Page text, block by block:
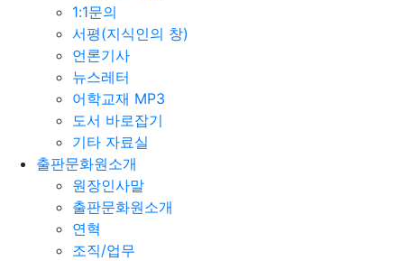
1:1문의
서평(지식인의 창)
언론기사
뉴스레터
어학교재 MP3
도서 바로잡기
기타 자료실
출판문화원소개
원장인사말
출판문화원소개
연혁
조직/업무